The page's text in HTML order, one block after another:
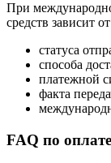
При
средств зависит
статуса
способа
платежной
факта
FAQ по оплате